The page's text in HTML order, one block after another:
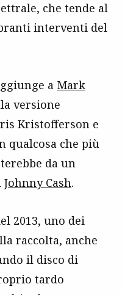
che tende al
interventi del
a Mark
versione
Kristofferson e
qualcosa che più
da un
Johnny Cash.
2013, uno dei
raccolta, anche
il disco di
tardo